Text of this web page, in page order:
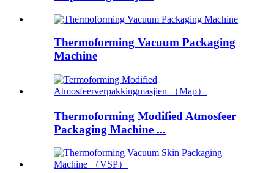
Thermoforming Vacuum Packaging
Machine
Thermoforming Modified Atmosfeer
Packaging Machine ...